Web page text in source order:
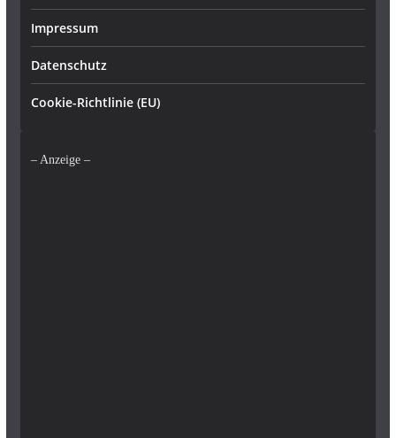
Impressum
Datenschutz
Cookie-Richtlinie (EU)
– Anzeige –